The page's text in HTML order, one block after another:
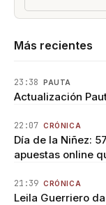
Más recientes
23:38 PAUTA
Actualización
22:07 CRÓNICA
Día de la Niñez:
apuestas online
21:39 CRÓNICA
Leila Guerriero